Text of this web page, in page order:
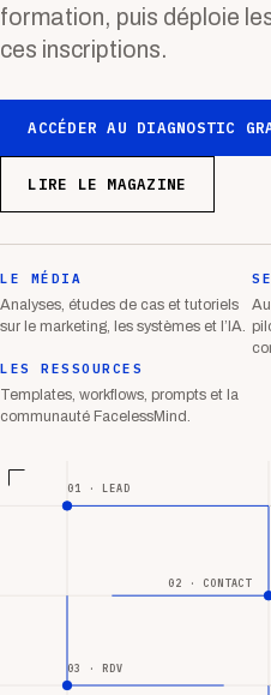
formation, puis déploie
ces inscriptions.
ACCÉDER AU DIAGNOSTIC
LIRE LE MAGAZINE
LE MÉDIA
Analyses, études de cas et tutoriels
sur le marketing, les systèmes et l’IA.
LES RESSOURCES
Templates, workflows, prompts et la
communauté FacelessMind.
01 · LEAD
02 · CONTACT
03 · RDV